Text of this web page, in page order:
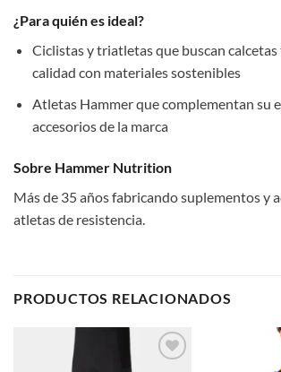
¿Para quién es ideal?
Ciclistas y triatletas que buscan calcetas
calidad con materiales sostenibles
Atletas Hammer que complementan su
accesorios de la marca
Sobre Hammer Nutrition
Más de 35 años fabricando suplementos y
atletas de resistencia.
PRODUCTOS RELACIONADOS